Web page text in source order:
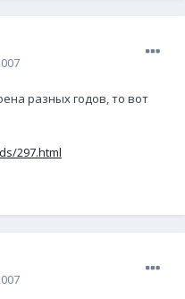
разных годов, то вот
297.html